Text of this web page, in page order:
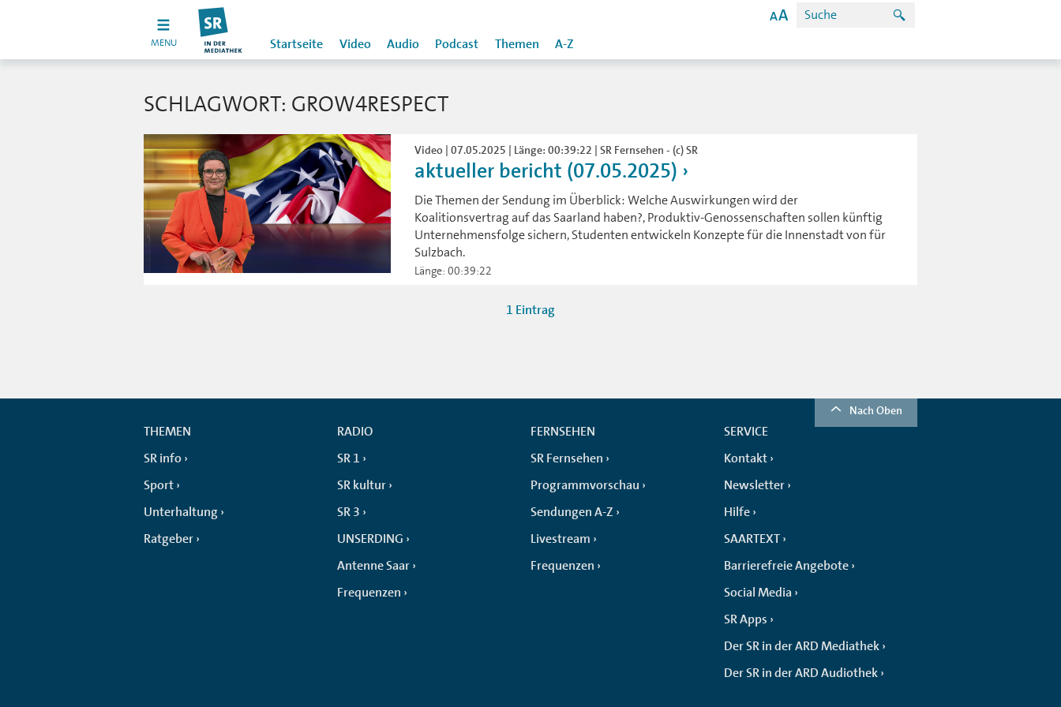
MENU Startseite Video Audio Podcast Themen A-Z
SCHLAGWORT: GROW4RESPECT
Video | 07.05.2025 | Länge: 00:39:22 | SR Fernsehen - (c) SR
aktueller bericht (07.05.2025)
Die Themen der Sendung im Überblick: Welche Auswirkungen wird der
Koalitionsvertrag auf das Saarland haben?, Produktiv-Genossenschaften sollen künftig
Unternehmensfolge sichern, Studenten entwickeln Konzepte für die Innenstadt von für
Sulzbach.
Länge: 00:39:22
1 Eintrag
Nach Oben
THEMEN
SR info
Sport
Unterhaltung
Ratgeber
RADIO
SR 1
SR kultur
SR 3
UNSERDING
Antenne Saar
Frequenzen
FERNSEHEN
SR Fernsehen
Programmvorschau
Sendungen A-Z
Livestream
Frequenzen
SERVICE
Kontakt
Newsletter
Hilfe
SAARTEXT
Barrierefreie Angebote
Social Media
SR Apps
Der SR in der ARD Mediathek
Der SR in der ARD Audiothek